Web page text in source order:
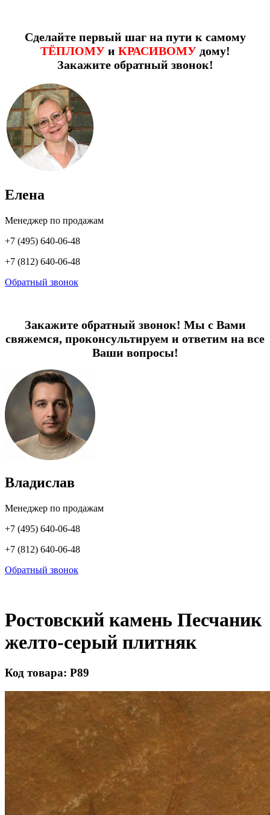
Сделайте первый шаг на пути к самому
ТЁПЛОМУи КРАСИВОМУдому!
Закажите обратный звонок!
Елена
Менеджер по продажам
+7 (495) 640-06-48
+7 (812) 640-06-48
Обратный звонок
Закажите обратный звонок! Мы с Вами
свяжемся, проконсультируем и ответим на все
Ваши вопросы!
Владислав
Менеджер по продажам
+7 (495) 640-06-48
+7 (812) 640-06-48
Обратный звонок
Ростовский камень Песчаник
желто-серый плитняк
Код товара: Р89